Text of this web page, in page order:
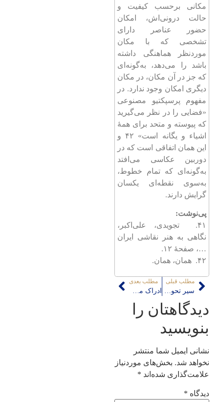
مكانی برحسب كیفیت و
حالت درونی‌اش، امكان
حضور عناصر دارای
تشخصی كه با مكان
موردنظر هماهنگی داشته
باشد را می‌دهد، به‌گونه‌ای
كه جز در آن مكان، در مكان
دیگری امكان وجود ندارد. در
مفهوم پرسپكتیو مصنوعی
«فضایی را در نظر می‌گیرید
كه پیوسته و متحد برای همۀ
اشیاء و یگانه است» ۴۲ و
این همان اتفاقی است كه در
دوربین‌ عكاسی می‌افتد
به‌گونه‌ای كه تمام خطوط،
به‌سوی نقطه‌ای یكسان
گرایش دارند.
پی‌نوشت:
۴۱. تجویدی، علی‌اكبر،
نگاهی به هنر نقاشی ایران
…، صفحۀ ۱۲.
۴۲. همان، همان.
مطلب قبلی مطلب بعدی
دیدگاهتان را
بنویسید
نشانی ایمیل شما منتشر
نخواهد شد. بخش‌های موردنیاز
علامت‌گذاری شده‌اند *
دیدگاه *